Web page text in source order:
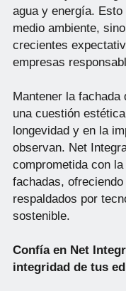
agua y energía.
medio ambiente,
crecientes
empresas
Mantener la
una cuestión
longevidad y en la
observan. Net
comprometida con
fachadas,
respaldados por
sostenible.
Confía en Net
integridad de tus